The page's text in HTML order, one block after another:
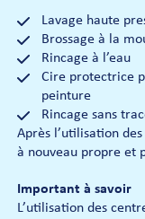
Lavage haute
Brossage à la
Rincage à l’eau
Cire protectrice
peinture
Rincage sans
Après l’utilisation
à nouveau propre et
Important à savoir
L’utilisation des